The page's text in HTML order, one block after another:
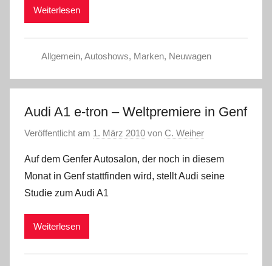
Weiterlesen
Allgemein, Autoshows, Marken, Neuwagen
Audi A1 e-tron – Weltpremiere in Genf
Veröffentlicht am 1. März 2010 von C. Weiher
Auf dem Genfer Autosalon, der noch in diesem
Monat in Genf stattfinden wird, stellt Audi seine
Studie zum Audi A1
Weiterlesen